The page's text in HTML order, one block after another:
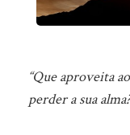
“Que aproveita
perder a sua